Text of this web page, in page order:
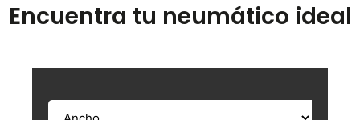
Encuentra tu neumático ideal